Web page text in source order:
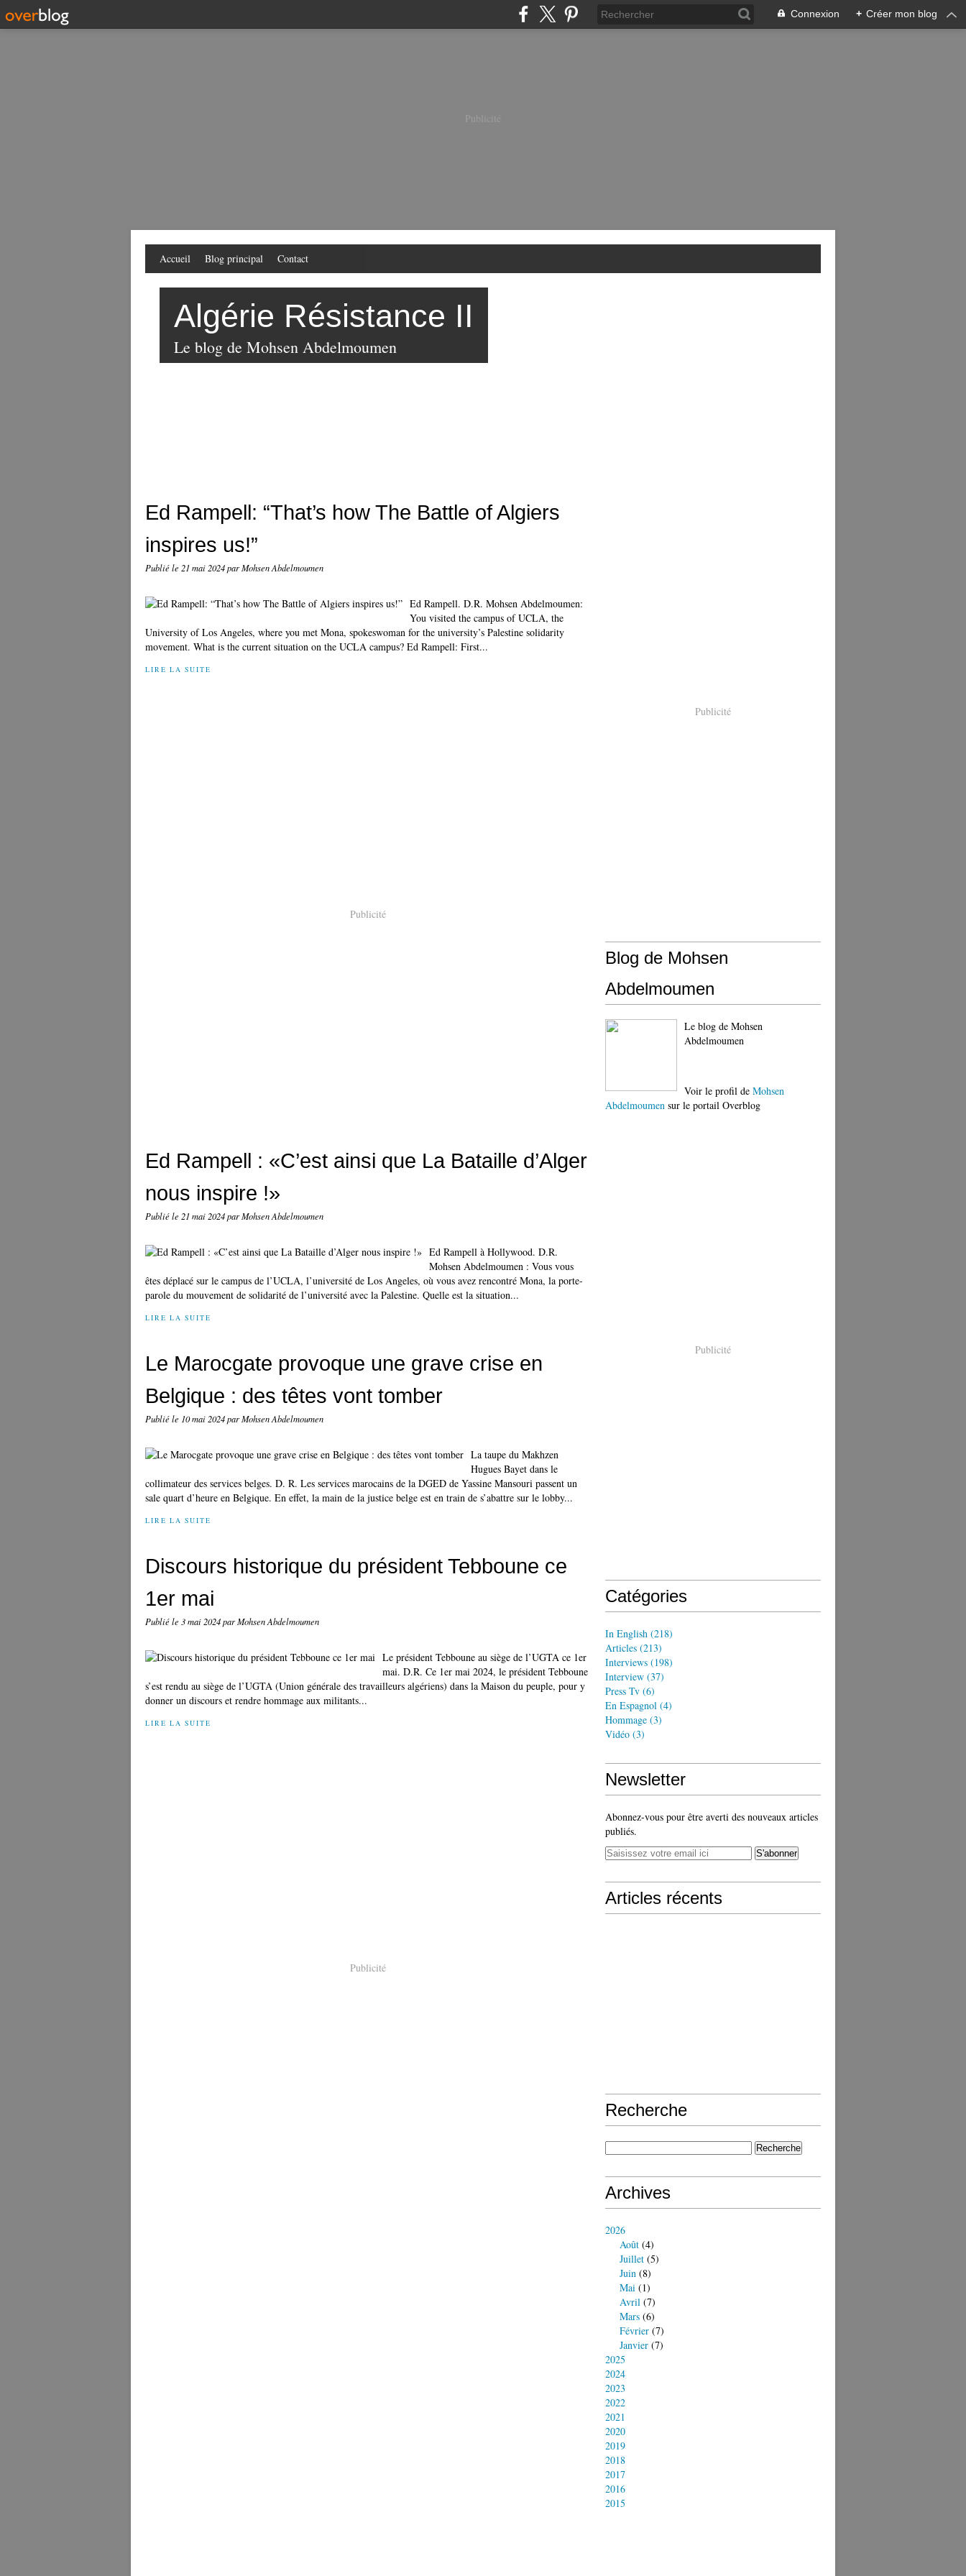
Connexion + Créer mon blog
Publicité
Algérie Résistance II
Le blog de Mohsen Abdelmoumen
Accueil Blog principal Contact
Ed Rampell: “That’s how The Battle of Algiers
inspires us!”
Publié le 21 mai 2024par Mohsen Abdelmoumen
Ed Rampell. D.R. Mohsen Abdelmoumen:
You visited the campus of UCLA, the
University of Los Angeles, where you met Mona, spokeswoman for the university’s Palestine solidarity
movement. What is the current situation on the UCLA campus? Ed Rampell: First...
LIRE LA SUITE
Publicité
Ed Rampell : «C’est ainsi que La Bataille d’Alger
nous inspire !»
Publié le 21 mai 2024par Mohsen Abdelmoumen
Ed Rampell à Hollywood. D.R.
Mohsen Abdelmoumen : Vous vous
êtes déplacé sur le campus de l’UCLA, l’université de Los Angeles, où vous avez rencontré Mona, la porte-
parole du mouvement de solidarité de l’université avec la Palestine. Quelle est la situation...
LIRE LA SUITE
Le Marocgate provoque une grave crise en
Belgique : des têtes vont tomber
Publié le 10 mai 2024par Mohsen Abdelmoumen
La taupe du Makhzen
Hugues Bayet dans le
collimateur des services belges. D. R. Les services marocains de la DGED de Yassine Mansouri passent un
sale quart d’heure en Belgique. En effet, la main de la justice belge est en train de s’abattre sur le lobby...
LIRE LA SUITE
Discours historique du président Tebboune ce
1er mai
Publié le 3 mai 2024par Mohsen Abdelmoumen
Le président Tebboune au siège de l’UGTA ce 1er
mai. D.R. Ce 1er mai 2024, le président Tebboune
s’est rendu au siège de l’UGTA (Union générale des travailleurs algériens) dans la Maison du peuple, pour y
donner un discours et rendre hommage aux militants...
LIRE LA SUITE
Publicité
Publicité
Blog de Mohsen
Abdelmoumen
Le blog de Mohsen
Abdelmoumen
Voir le profil de Mohsen
Abdelmoumen sur le portail Overblog
Publicité
Catégories
In English (218)
Articles (213)
Interviews (198)
Interview (37)
Press Tv (6)
En Espagnol (4)
Hommage (3)
Vidéo (3)
Newsletter
Abonnez-vous pour être averti des nouveaux articles
publiés.
Articles récents
Recherche
Archives
2026
Août (4)
Juillet (5)
Juin (8)
Mai (1)
Avril (7)
Mars (6)
Février (7)
Janvier (7)
2025
2024
2023
2022
2021
2020
2019
2018
2017
2016
2015